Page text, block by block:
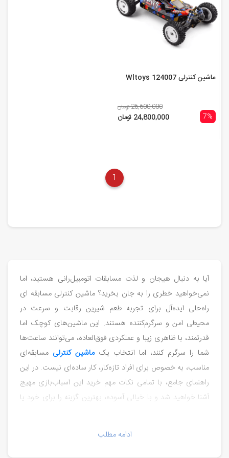
ماشین کنترلی Wltoys 124007
7%
26,600,000 تومان
24,800,000 تومان
1
آیا به دنبال هیجان و لذت مسابقات اتومبیل‌رانی هستید، اما
نمی‌خواهید خطری را به جان بخرید؟ ماشین کنترلی مسابقه ‌ای
راه‌حلی ایده‌آل برای تجربه طعم شیرین رقابت و سرعت در
محیطی امن و سرگرم‌کننده هستند. این ماشین‌های کوچک اما
قدرتمند، با ظاهری زیبا و عملکردی فوق‌العاده، می‌توانند ساعت‌ها
شما را سرگرم کنند، اما انتخاب یکماشین کنترلی مسابقه‌ای
مناسب، به خصوص برای افراد تازه‌کار، کار ساده‌ای نیست. در این
راهنمای جامع، با تمامی نکات مهم خرید این اسباب‌بازی مهیج
آشنا خواهید شد و با خیالی آسوده، بهترین گزینه را برای خود یا
ادامه مطلب